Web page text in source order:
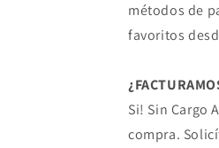
métodos de
favoritos
Si! Sin Cargo
compra.